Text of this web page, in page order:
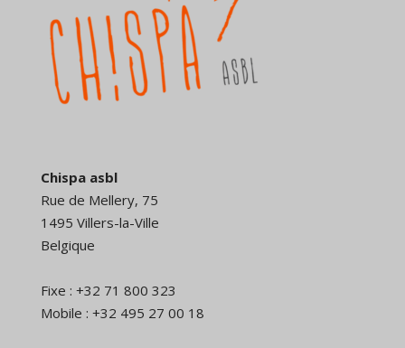
Chispa asbl
Rue de Mellery, 75
1495 Villers-la-Ville
Belgique
Fixe : +32 71 800 323
Mobile : +32 495 27 00 18